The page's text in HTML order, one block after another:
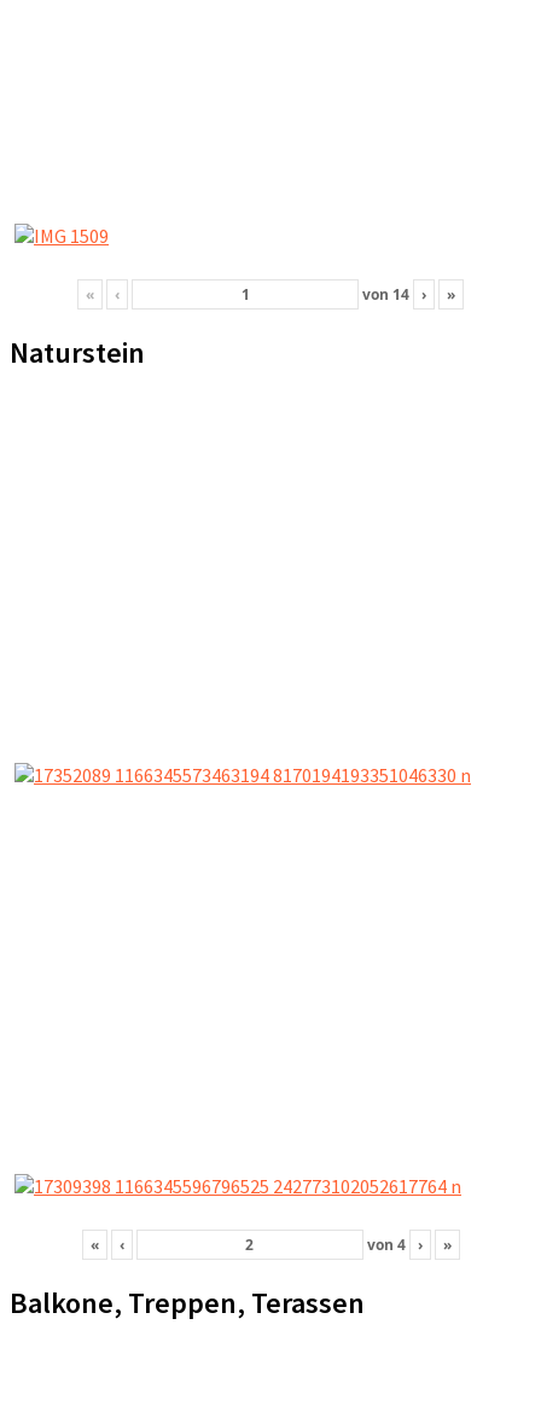
« ‹ von 14 › »
Naturstein
« ‹ von 4 › »
Balkone, Treppen, Terassen